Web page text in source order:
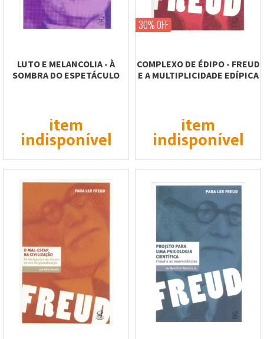
LUTO E MELANCOLIA - À
SOMBRA DO ESPETÁCULO
item
indisponível
30% OFF
COMPLEXO DE ÉDIPO - FREUD
E A MULTIPLICIDADE EDÍPICA
item
indisponível